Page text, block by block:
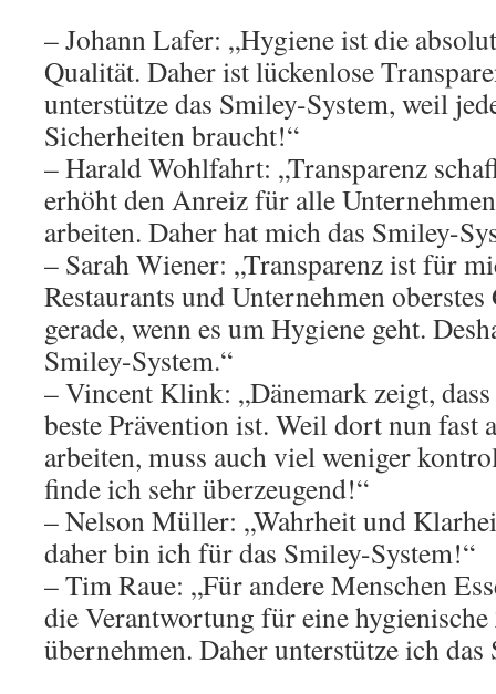
– Johann Lafer: „Hygiene ist die
Qualität. Daher ist lückenlose
unterstütze das Smiley-System, weil
Sicherheiten braucht!“
– Harald Wohlfahrt: „Transparenz
erhöht den Anreiz für alle
arbeiten. Daher hat mich das Smiley-
– Sarah Wiener: „Transparenz ist für
Restaurants und Unternehmen
gerade, wenn es um Hygiene geht.
Smiley-System.“
– Vincent Klink: „Dänemark zeigt,
beste Prävention ist. Weil dort nun fast
arbeiten, muss auch viel weniger
finde ich sehr überzeugend!“
– Nelson Müller: „Wahrheit und
daher bin ich für das Smiley-System!“
– Tim Raue: „Für andere Menschen
die Verantwortung für eine
übernehmen. Daher unterstütze ich das